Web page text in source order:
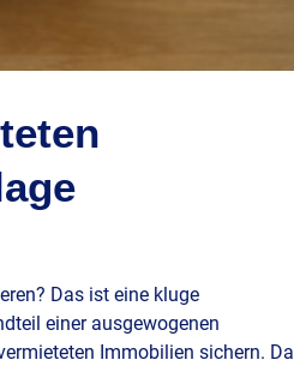
Das ist eine kluge
einer ausgewogenen
Immobilien sichern. Da